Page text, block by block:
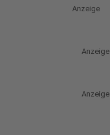
Anzeige
Anzeige
Anzeige